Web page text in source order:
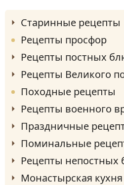
Старинные рецепты
Рецепты просфор
Рецепты постных
Рецепты Великого
Походные рецепты
Рецепты военного
Праздничные
Поминальные
Рецепты непостных
Монастырская кухня